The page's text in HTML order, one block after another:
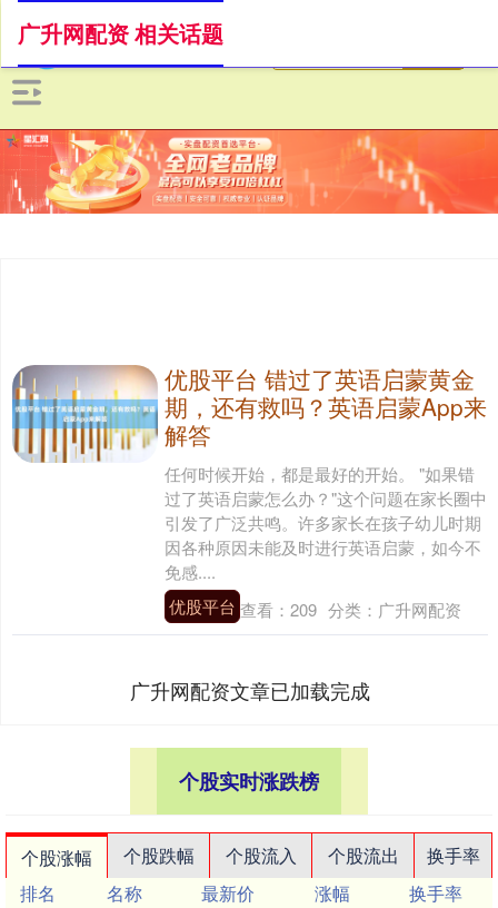
广升网配资 相关话题
优股平台 错过了英语启蒙黄金
期，还有救吗？英语启蒙App来
解答
任何时候开始，都是最好的开始。 "如果错
过了英语启蒙怎么办？"这个问题在家长圈中
引发了广泛共鸣。许多家长在孩子幼儿时期
因各种原因未能及时进行英语启蒙，如今不
免感....
优股平台 查看： 209 分类： 广升网配资
广升网配资文章已加载完成
个股实时涨跌榜
个股涨幅 个股跌幅 个股流入 个股流出
换手率
排名
名称 最新价 涨幅
换手率